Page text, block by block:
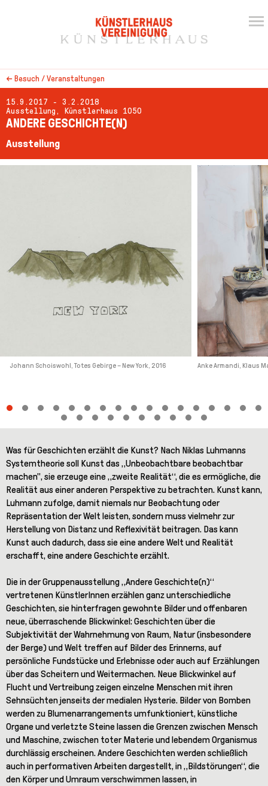
← Besuch / Veranstaltungen
15.9.2017 - 3.2.2018
Ausstellung, Künstlerhaus 1050
ANDERE GESCHICHTE(N)
Ausstellung
Johann Schoiswohl, Totes Gebirge – New York, 2016 Anke Armandi, Klaus
Was für Geschichten erzählt die Kunst? Nach Niklas Luhmanns
Systemtheorie soll Kunst das „Unbeobachtbare beobachtbar
machen", sie erzeuge eine „zweite Realität“, die es ermögliche, die
Realität aus einer anderen Perspektive zu betrachten. Kunst kann,
Luhmann zufolge, damit niemals nur Beobachtung oder
Repräsentation der Welt leisten, sondern muss vielmehr zur
Herstellung von Distanz und Reflexivität beitragen. Das kann
Kunst auch dadurch, dass sie eine andere Welt und Realität
erschafft, eine andere Geschichte erzählt.
Die in der Gruppenausstellung „Andere Geschichte(n)“
vertretenen KünstlerInnen erzählen ganz unterschiedliche
Geschichten, sie hinterfragen gewohnte Bilder und offenbaren
neue, überraschende Blickwinkel: Geschichten über die
Subjektivität der Wahrnehmung von Raum, Natur (insbesondere
der Berge) und Welt treffen auf Bilder des Erinnerns, auf
persönliche Fundstücke und Erlebnisse oder auch auf Erzählungen
über das Scheitern und Weitermachen. Neue Blickwinkel auf
Flucht und Vertreibung zeigen einzelne Menschen mit ihren
Sehnsüchten jenseits der medialen Hysterie. Bilder von Bomben
werden zu Blumenarrangements umfunktioniert, künstliche
Organe und verletzte Steine lassen die Grenzen zwischen Mensch
und Maschine, zwischen toter Materie und lebendem Organismus
durchlässig erscheinen. Andere Geschichten werden schließlich
auch in performativen Arbeiten dargestellt, in „Bildstörungen“, die
den Körper und Umraum verschwimmen lassen, in